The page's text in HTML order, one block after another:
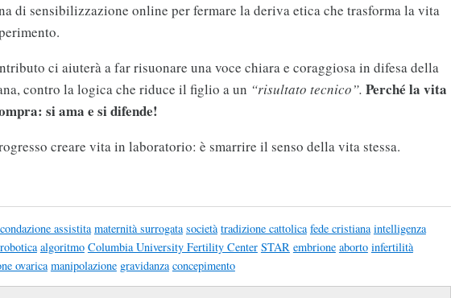
di sensibilizzazione online per fermare la deriva etica che trasforma la vita
ci aiuterà a far risuonare una voce chiara e coraggiosa in difesa della
contro la logica che riduce il figlio a un “risultato tecnico”. Perché la vita
si ama e si difende!
creare vita in laboratorio: è smarrire il senso della vita stessa.
assistita maternità surrogata società tradizione cattolica fede cristiana intelligenza
robotica algoritmo Columbia University Fertility Center STAR embrione aborto infertilità
ovarica manipolazione gravidanza concepimento